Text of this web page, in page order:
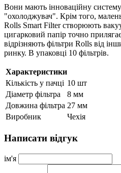
Вони мають інноваційну
"охолоджувач". Крім того,
Rolls Smart Filter створюють
цигарковий папір точно
відрізняють фільтри Rolls від
ринку. В упаковці 10 фільтрів.
Характеристики
Кількість у пачці 10 шт
Діаметр фільтра
8 мм
Довжина фільтра 27 мм
Виробник
Чехія
Написати відгук
ім'я